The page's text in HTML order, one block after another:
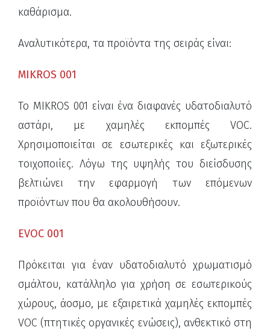
καθάρισμα.
Αναλυτικότερα, τα προϊόντα της σειράς είναι:
MIKROS 001
Το MIKROS 001 είναι ένα διαφανές υδατοδιαλυτό
αστάρι, με χαμηλές εκπομπές VOC.
Χρησιμοποιείται σε εσωτερικές και εξωτερικές
τοιχοποιίες. Λόγω της υψηλής του διείσδυσης
βελτιώνει την εφαρμογή των επόμενων
προϊόντων που θα ακολουθήσουν.
EVOC 001
Πρόκειται για έναν υδατοδιαλυτό χρωματισμό
σμάλτου, κατάλληλο για χρήση σε εσωτερικούς
χώρους, άοσμο, με εξαιρετικά χαμηλές εκπομπές
VOC (πτητικές οργανικές ενώσεις), ανθεκτικό στη